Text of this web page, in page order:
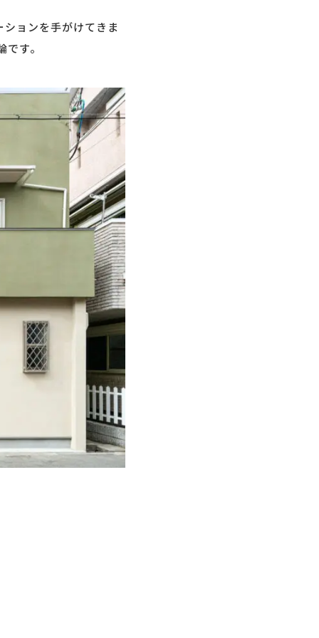
ョンを手がけてきま
す。